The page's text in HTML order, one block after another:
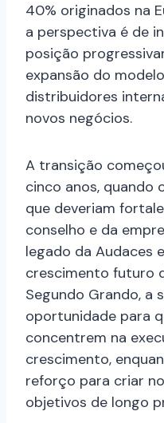
40% originados na
a perspectiva é de
posição
expansão do
distribuidores
novos negócios.
A transição
cinco anos, quando
que deveriam
conselho e da
legado da Audaces
crescimento futuro
Segundo Grando, a
oportunidade para
concentrem na
crescimento,
reforço para criar
objetivos de longo